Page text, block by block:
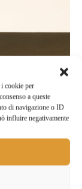
cookie per
a queste
di navigazione o ID
influire negativamente